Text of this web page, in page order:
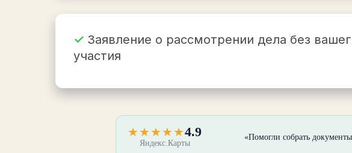
✓ Заявление о рассмотрении дела без
участия
★★★★★4.9
Яндекс.Карты
«Помогли собрать